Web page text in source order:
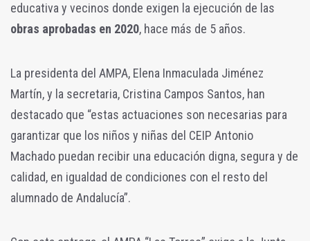
educativa y vecinos donde exigen la ejecución de las
obras aprobadas en 2020, hace más de 5 años.
La presidenta del AMPA, Elena Inmaculada Jiménez
Martín, y la secretaria, Cristina Campos Santos, han
destacado que “estas actuaciones son necesarias para
garantizar que los niños y niñas del CEIP Antonio
Machado puedan recibir una educación digna, segura y de
calidad, en igualdad de condiciones con el resto del
alumnado de Andalucía”.